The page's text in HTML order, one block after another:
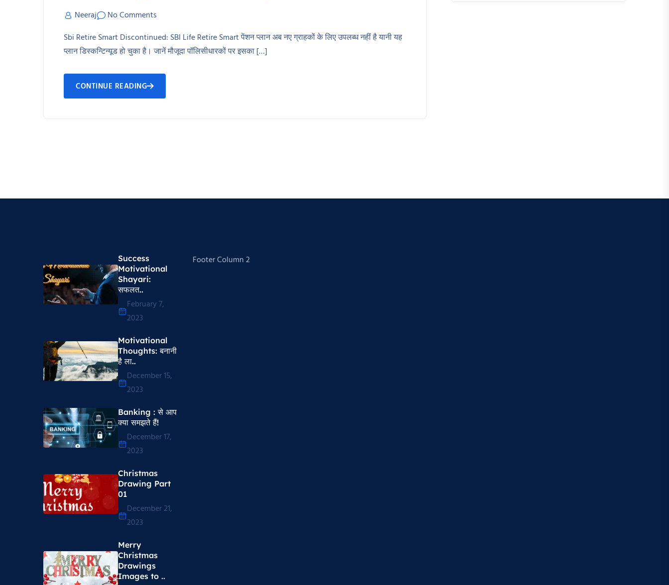
Neeraj
No Comments
Sbi Retire Smart Discontinued: SBI Life Retire Smart पेंशन प्लान अब नए ग्राहकों के लिए उपलब्ध नहीं है यानी यह
प्लान डिस्कन्टिन्यूड हो चुका है। जानें मौजूदा पॉलिसीधारकों पर इसका […]
CONTINUE READING
Success
Motivational
Shayari​:
सफलत..
February 7,
2023
Motivational
Thoughts​: बनानी
है ला..
December 15,
2023
Banking : से आप
क्या समझते हैं!
December 17,
2023
Christmas
Drawing Part
01
December 21,
2023
Merry
Christmas
Drawings
Images to ..
Footer Column 2